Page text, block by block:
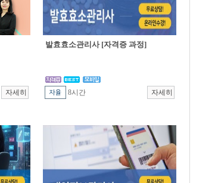
발효효소관리사 [자격증 과정]
8시간